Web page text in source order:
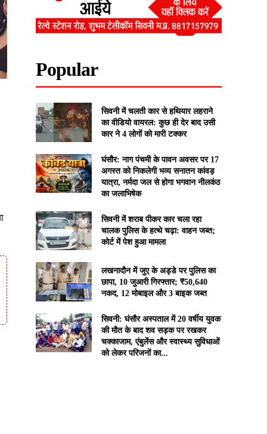
Popular
सिवनी में चलती कार से हथियार लहराने
का वीडियो वायरल: कुछ ही देर बाद उसी
कार ने 4 लोगों को मारी टक्कर
घंसौर: नाग पंचमी के पावन अवसर पर 17
अगस्त को निकलेगी भव्य सनातन कांवड़
यात्रा, नर्मदा जल से होगा भगवान नीलकंठ
का जलाभिषेक
सिवनी में शराब पीकर कार चला रहा
चालक पुलिस के हत्थे चढ़ा: वाहन जब्त;
कोर्ट में पेश हुआ मामला
लखनादौन में जुए के अड्डे पर पुलिस का
छापा, 10 जुआरी गिरफ्तार; ₹50,640
नकद, 12 मोबाइल और 3 बाइक जब्त
सिवनी: घंसौर अस्पताल में 20 वर्षीय युवक
की मौत के बाद शव सड़क पर रखकर
चक्काजाम, एंबुलेंस और स्वास्थ्य सुविधाओं
को लेकर परिजनों का...